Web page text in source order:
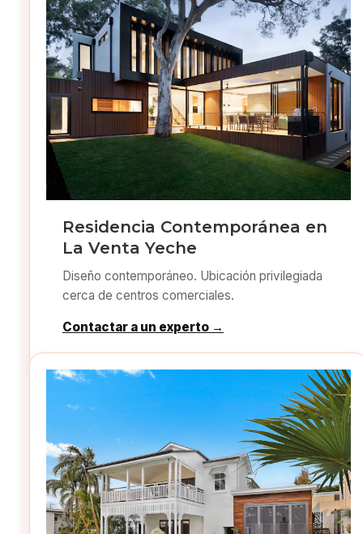
Residencia Contemporánea en
La Venta Yeche
Diseño contemporáneo. Ubicación privilegiada
cerca de centros comerciales.
Contactar a un experto →